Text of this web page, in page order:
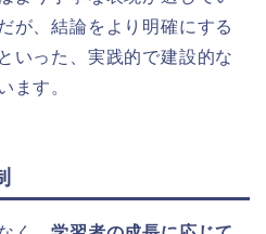
が、結論をより明確にする
いった、実践的で建設的な
ます。